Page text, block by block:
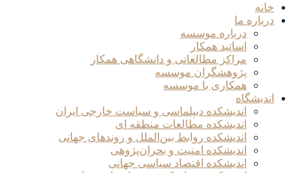
خانه
درباره ما
درباره موسسه
اساتید همکار
مراکز مطالعاتی و دانشگاهی همکار
پژوهشگران موسسه
همکاری با موسسه
اندیشگاه
اندیشکده دیپلماسی و سیاست خارجی ایران
اندیشکده مطالعات منطقه ای
اندیشکده روابط بین‌الملل و روندهای جهانی
اندیشکده امنیت و بحران‌پژوهی
اندیشکده اقتصاد سیاسی جهانی